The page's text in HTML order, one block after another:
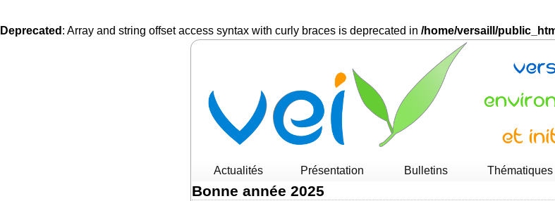
Deprecated : Array and string offset access syntax with curly braces is deprecated in /home/versaill/
Actualités Présentation Bulletins Thématiques
Bonne année 2025